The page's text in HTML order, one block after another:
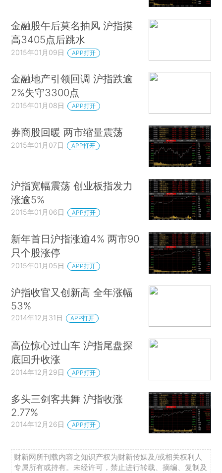
金融股午后莫名抽风 沪指摸
高3405点后跳水
2015年01月09日 APP打开
金融地产引领回调 沪指跌逾
2%失守3300点
2015年01月08日 APP打开
券商股回暖 两市缩量震荡
2015年01月07日 APP打开
沪指宽幅震荡 创业板指发力
涨逾5%
2015年01月06日 APP打开
新年首日沪指涨逾4% 两市90
只个股涨停
2015年01月05日 APP打开
沪指收官又创新高 全年涨幅
53%
2014年12月31日 APP打开
高位惊心过山车 沪指尾盘探
底回升收涨
2014年12月29日 APP打开
多头三剑客共舞 沪指收涨
2.77%
2014年12月26日 APP打开
财新网所刊载内容之知识产权为财新传媒及/或相关权利人
专属所有或持有。未经许可，禁止进行转载、摘编、复制及